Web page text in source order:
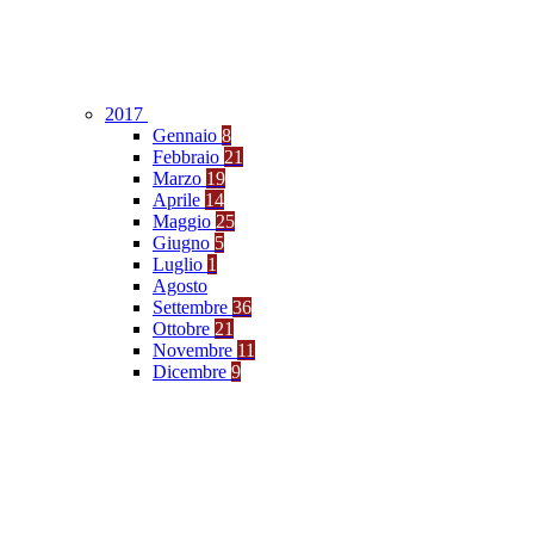
2017
Gennaio 8
Febbraio 21
Marzo 19
Aprile 14
Maggio 25
Giugno 5
Luglio 1
Agosto
Settembre 36
Ottobre 21
Novembre 11
Dicembre 9